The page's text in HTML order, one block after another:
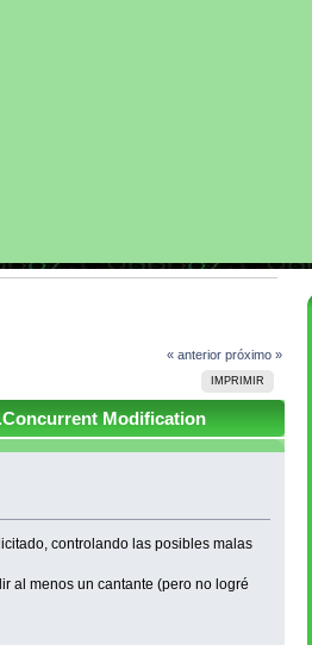
« anterior próximo »
IMPRIMIR
Modification
controlando las posibles malas
al menos un cantante (pero no logré